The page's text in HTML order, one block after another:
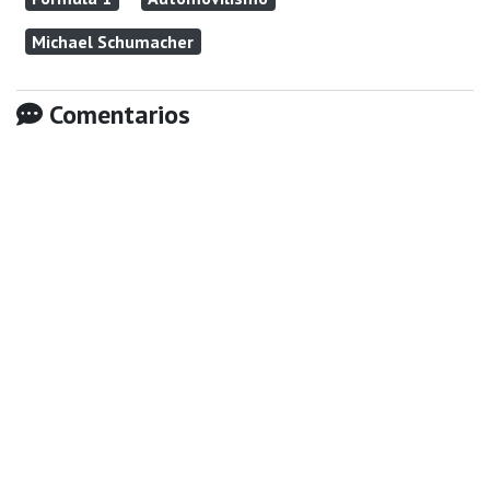
Michael Schumacher
Comentarios